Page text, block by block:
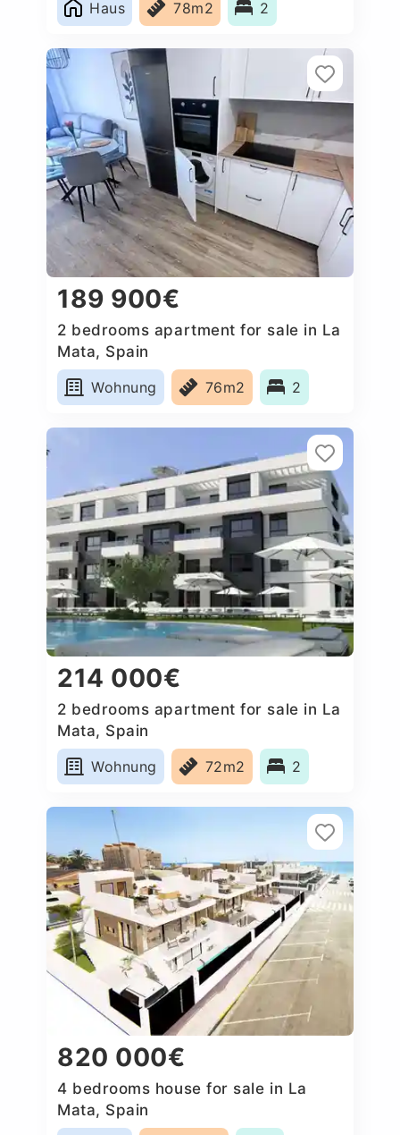
Haus 78m2 2
189 900€
2 bedrooms apartment for sale in La
Mata, Spain
Wohnung
76m2 2
214 000€
2 bedrooms apartment for sale in La
Mata, Spain
Wohnung
72m2 2
820 000€
4 bedrooms house for sale in La
Mata, Spain